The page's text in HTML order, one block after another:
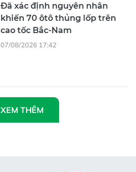
Đã xác định nguyên nhân
khiến 70 ôtô thủng lốp trên
cao tốc Bắc-Nam
07/08/2026 17:42
XEM THÊM